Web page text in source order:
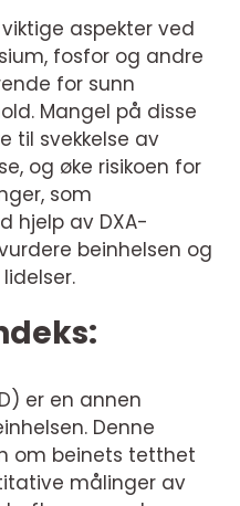
aspekter ved
fosfor og andre
for sunn
Mangel på disse
til svekkelse av
og øke risikoen for
som
hjelp av DXA-
beinhelsen og
er en annen
Denne
om beinets tetthet
målinger av